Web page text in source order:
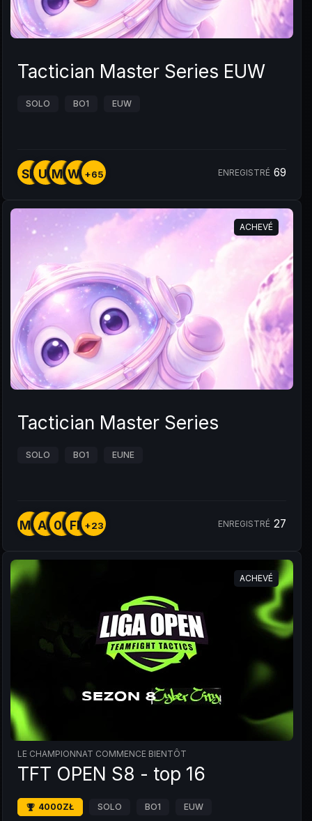
Tactician Master Series EUW
SOLO BO1 EUW
SK U1MXWA+65 ENREGISTRÉ 69
ACHEVÉ
Tactician Master Series
SOLO BO1 EUNE
MGAS 0B FN+23 ENREGISTRÉ 27
ACHEVÉ
LE CHAMPIONNAT COMMENCE BIENTÔT
TFT OPEN S8 - top 16
4000ZŁ SOLO BO1 EUW